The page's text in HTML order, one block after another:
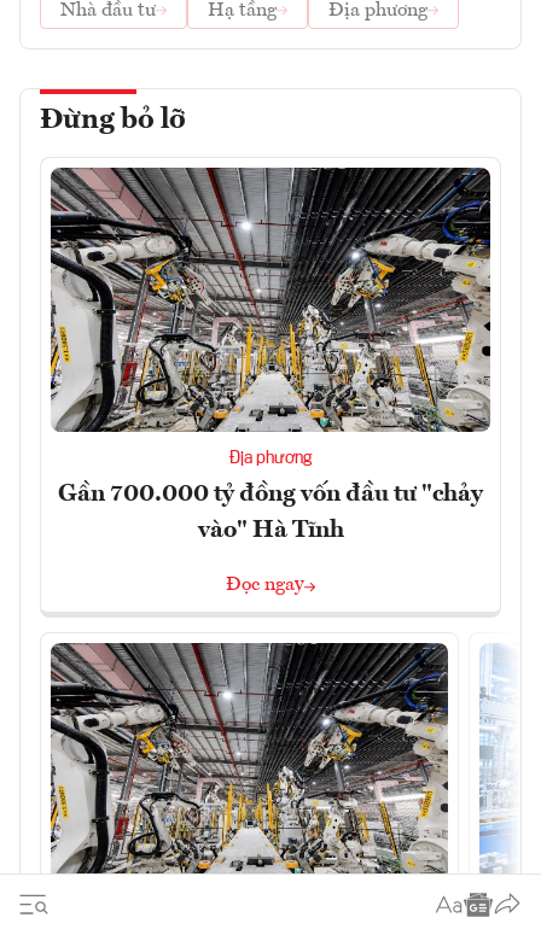
Nhà đầu tư
Hạ tầng Địa phương
Đừng bỏ lỡ
Địa phương
Gần 700.000 tỷ đồng vốn đầu tư "chảy
vào" Hà Tĩnh
Đọc ngay